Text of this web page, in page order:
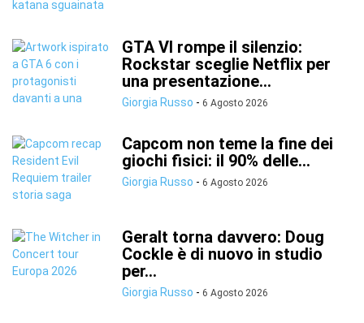
GTA VI rompe il silenzio:
Rockstar sceglie Netflix per
una presentazione...
Giorgia Russo - 6 Agosto 2026
Capcom non teme la fine dei
giochi fisici: il 90% delle...
Giorgia Russo - 6 Agosto 2026
Geralt torna davvero: Doug
Cockle è di nuovo in studio
per...
Giorgia Russo - 6 Agosto 2026